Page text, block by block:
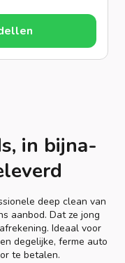
in bijna-
deep clean van
aanbod. Dat ze jong
Ideaal voor
degelijke, ferme auto
te betalen.